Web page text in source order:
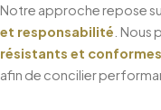
Notre approche repose
et responsabilité .
résistants et
afin de concilier